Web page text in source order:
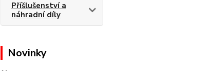
Příšlušenství a
náhradní díly
Novinky